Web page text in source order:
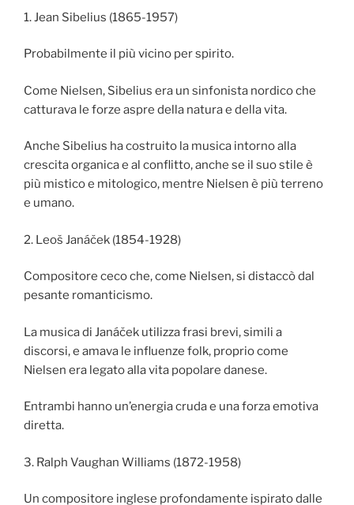
1. Jean Sibelius (1865-1957)
Probabilmente il più vicino per spirito.
Come Nielsen, Sibelius era un sinfonista nordico che
catturava le forze aspre della natura e della vita.
Anche Sibelius ha costruito la musica intorno alla
crescita organica e al conflitto, anche se il suo stile è
più mistico e mitologico, mentre Nielsen è più terreno
e umano.
2. Leoš Janáček (1854-1928)
Compositore ceco che, come Nielsen, si distaccò dal
pesante romanticismo.
La musica di Janáček utilizza frasi brevi, simili a
discorsi, e amava le influenze folk, proprio come
Nielsen era legato alla vita popolare danese.
Entrambi hanno un’energia cruda e una forza emotiva
diretta.
3. Ralph Vaughan Williams (1872-1958)
Un compositore inglese profondamente ispirato dalle